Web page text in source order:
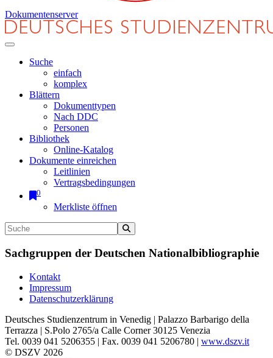
Dokumentenserver
Suche
einfach
komplex
Blättern
Dokumenttypen
Nach DDC
Personen
Bibliothek
Online-Katalog
Dokumente einreichen
Leitlinien
Vertragsbedingungen
0
Merkliste öffnen
Sachgruppen der Deutschen Nationalbibliographie
Kontakt
Impressum
Datenschutzerklärung
Deutsches Studienzentrum in Venedig | Palazzo Barbarigo della
Terrazza | S.Polo 2765/a Calle Corner 30125 Venezia
Tel. 0039 041 5206355 | Fax. 0039 041 5206780 | www.dszv.it
© DSZV 2026